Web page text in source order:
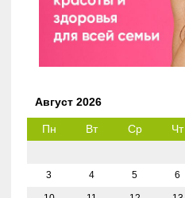
Август 2026
Пн Вт Ср Чт
3 4 5 6